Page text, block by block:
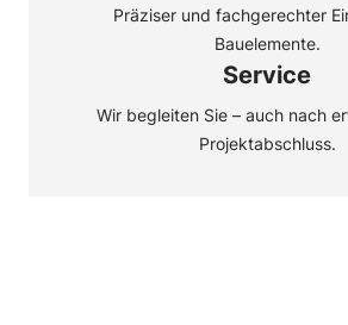
Präziser und fachgerechter
Bauelemente.
Service
Wir begleiten Sie –auch nach
Projektabschluss.